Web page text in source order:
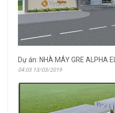
Dự án: NHÀ MÁY GRE ALPHA
04:03 13/03/2019